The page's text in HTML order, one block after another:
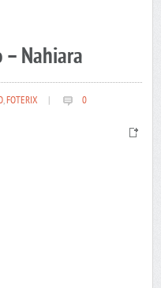
– Nahiara
,FOTERIX 0